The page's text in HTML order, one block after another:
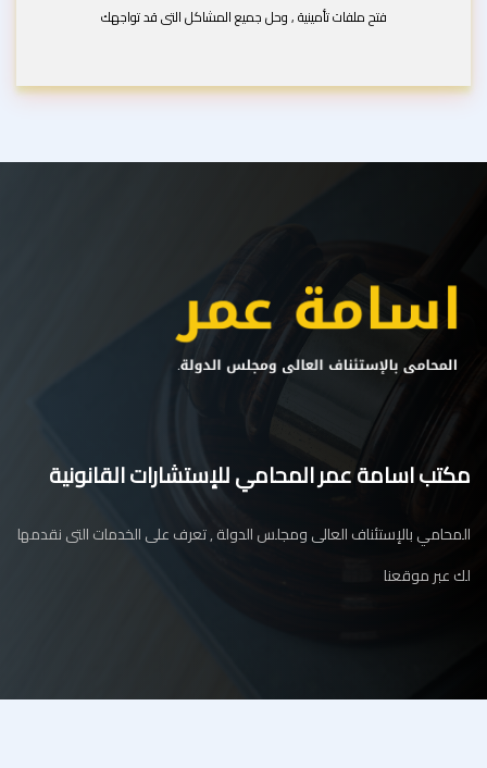
فتح ملفات تأمينية , وحل جميع المشاكل التى قد تواجهك
مكتب اسامة عمر المحامي للإستشارات القانونية
المحامي بالإستئناف العالى ومجلس الدولة , تعرف على الخدمات التى نقدمها
لك عبر موقعنا